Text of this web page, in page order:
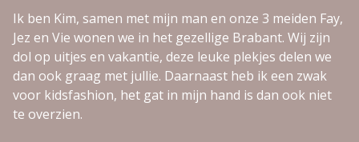
Ik ben Kim, samen met mijn man en onze 3 meiden Fay,
Jez en Vie wonen we in het gezellige Brabant. Wij zijn
dol op uitjes en vakantie, deze leuke plekjes delen we
dan ook graag met jullie. Daarnaast heb ik een zwak
voor kidsfashion, het gat in mijn hand is dan ook niet
te overzien.